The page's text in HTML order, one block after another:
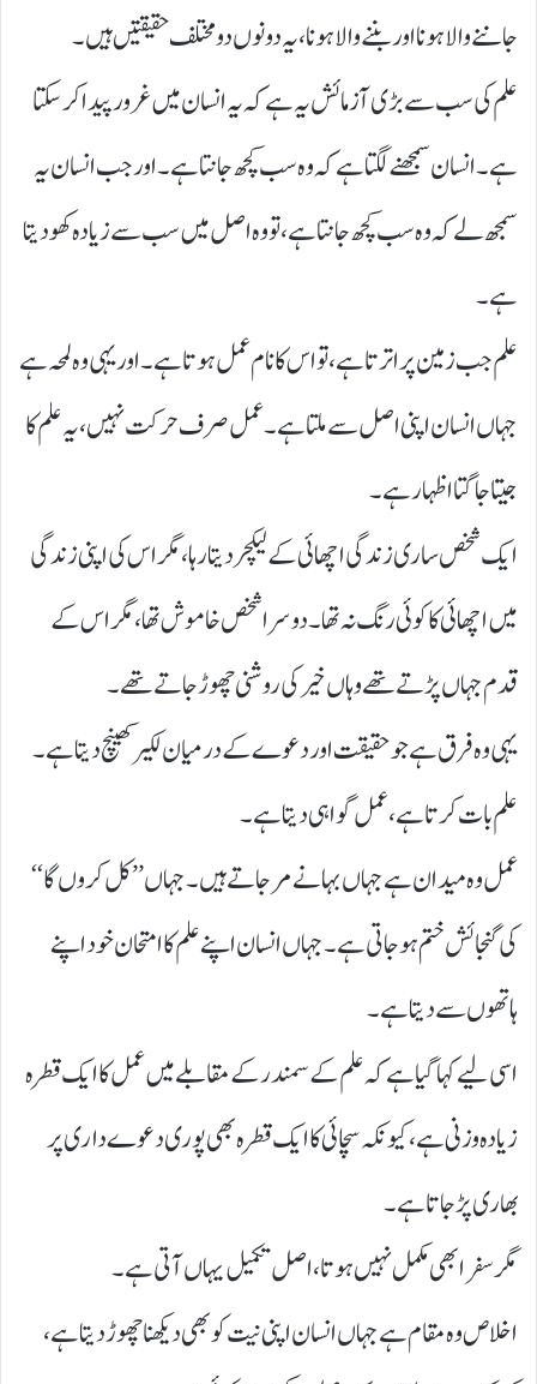
جاننے والا ہونا اور بننے والا ہونا، یہ دونوں دو مختلف حقیقتیں ہیں۔
علم کی سب سے بڑی آزمائش یہ ہے کہ یہ انسان میں غرور پیدا کر سکتا
ہے۔ انسان سمجھنے لگتا ہے کہ وہ سب کچھ جانتا ہے۔ اور جب انسان یہ
سمجھ لے کہ وہ سب کچھ جانتا ہے، تو وہ اصل میں سب سے زیادہ کھو دیتا
ہے۔
علم جب زمین پر اترتا ہے، تو اس کا نام عمل ہوتا ہے۔ اور یہی وہ لمحہ ہے
جہاں انسان اپنی اصل سے ملتا ہے ۔ عمل صرف حرکت نہیں، یہ علم کا
جیتا جاگتا اظہار ہے۔
ایک شخص ساری زندگی اچھائی کے لیکچر دیتا رہا، مگر اس کی اپنی زندگی
میں اچھائی کا کوئی رنگ نہ تھا۔ دوسرا شخص خاموش تھا، مگر اس کے
قدم جہاں پڑتے تھے وہاں خیر کی روشنی چھوڑ جاتے تھے۔
یہی وہ فرق ہے جو حقیقت اور دعوے کے درمیان لکیر کھینچ دیتا ہے۔
علم بات کرتا ہے، عمل گواہی دیتا ہے ۔
عمل وہ میدان ہے جہاں بہانے مر جاتے ہیں۔ جہاں ’’ کل کروں گا‘‘
کی گنجائش ختم ہو جاتی ہے۔ جہاں انسان اپنے علم کا امتحان خود اپنے
ہاتھوں سے دیتا ہے۔
اسی لیے کہا گیا ہے کہ علم کے سمندر کے مقابلے میں عمل کا ایک قطرہ
زیادہ وزنی ہے، کیونکہ سچائی کا ایک قطرہ بھی پوری دعوے داری پر
بھاری پڑ جاتا ہے۔
مگر سفر ابھی مکمل نہیں ہوتا، اصل تکمیل یہاں آتی ہے۔
اخلاص وہ مقام ہے جہاں انسان اپنی نیت کو بھی دیکھنا چھوڑ دیتا ہے،